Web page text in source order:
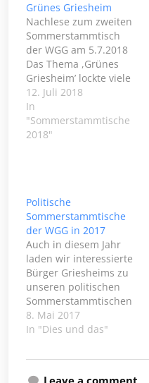
Grünes Griesheim
Nachlese zum zweiten
Sommerstammtisch
der WGG am 5.7.2018
Das Thema ,Grünes
Griesheim’ lockte viele
Interessierte Bürger in
das TUS-Heim. Die
große Beteiligung
zeigte, dass dieses
Impulsreferat von Dr.
Karla Jessen wurde das
Grün in seiner
Funktion als
Lebensraum für
Insekten…
12. Juli 2018
In
"Sommerstammtische
2018"
Politische
Sommerstammtische
der WGG in 2017
Auch in diesem Jahr
laden wir interessierte
Bürger Griesheims zu
unseren politischen
Sommerstammtischen
ein. Ab dem 06. Juli
treffen wir uns jede
um 19:00 Uhr im
8. Mai 2017
In "Dies und das"
Leave a comment